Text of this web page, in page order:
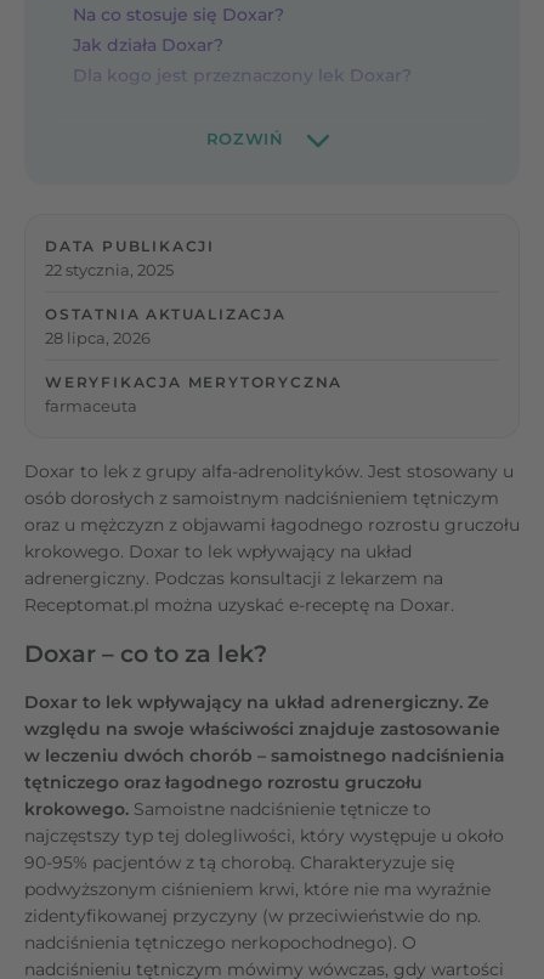
Na co stosuje się Doxar?
Jak działa Doxar?
Dla kogo jest przeznaczony lek Doxar?
DATA PUBLIKACJI
22 stycznia, 2025
OSTATNIA AKTUALIZACJA
28 lipca, 2026
WERYFIKACJA MERYTORYCZNA
farmaceuta
Doxar to lek z grupy alfa-adrenolityków. Jest stosowany u
osób dorosłych z samoistnym nadciśnieniem tętniczym
oraz u mężczyzn z objawami łagodnego rozrostu gruczołu
krokowego. Doxar to lek wpływający na układ
adrenergiczny. Podczas konsultacji z lekarzem na
Receptomat.pl można uzyskać e-receptę na Doxar.
Doxar – co to za lek?
Doxar to lek wpływający na układ adrenergiczny. Ze
względu na swoje właściwości znajduje zastosowanie
w leczeniu dwóch chorób – samoistnego nadciśnienia
tętniczego oraz łagodnego rozrostu gruczołu
krokowego. Samoistne nadciśnienie tętnicze to
najczęstszy typ tej dolegliwości, który występuje u około
90-95% pacjentów z tą chorobą. Charakteryzuje się
podwyższonym ciśnieniem krwi, które nie ma wyraźnie
zidentyfikowanej przyczyny (w przeciwieństwie do np.
nadciśnienia tętniczego nerkopochodnego). O
nadciśnieniu tętniczym mówimy wówczas, gdy wartości